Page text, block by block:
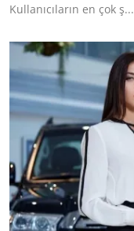
Kullanıcıların en çok ş...